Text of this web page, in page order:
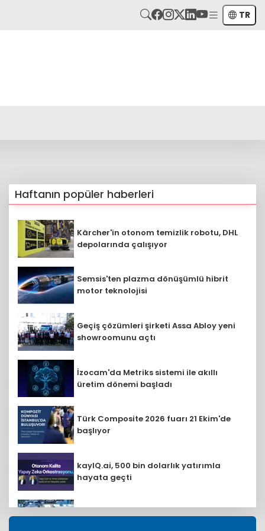
TR
Haftanın popüler haberleri
Kärcher'in otonom temizlik robotu, DHL
depolarında çalışıyor
Semsis'ten plazma dönüşümlü hibrit
motor teknolojisi
Geçiş çözümleri şirketi Assa Abloy yeni
showroomunu açtı
İzocam'da Metriks sistemi ile akıllı
üretim dönemi başladı
Türk Composite 2026 fuarı 21 Ekim'de
başlıyor
kayIQ.ai, 500 bin dolarlık yatırımla
hayata geçti